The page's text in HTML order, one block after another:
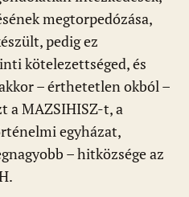
megtorpedózása,
pedig ez
kötelezettséged, és
– érthetetlen okból –
a MAZSIHISZ-t, a
egyházat,
– hitközsége az